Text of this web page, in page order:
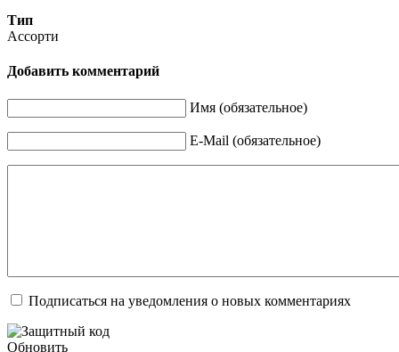
Тип
Ассорти
Добавить комментарий
Имя (обязательное)
E-Mail (обязательное)
Подписаться на уведомления о новых комментариях
Обновить